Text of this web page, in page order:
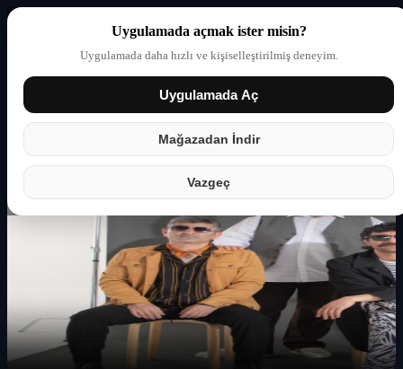
Uygulamada açmak ister misin?
Uygulamada daha hızlı ve kişiselleştirilmiş deneyim.
Uygulamada Aç
Mağazadan İndir
Vazgeç
Giriş yap Partner